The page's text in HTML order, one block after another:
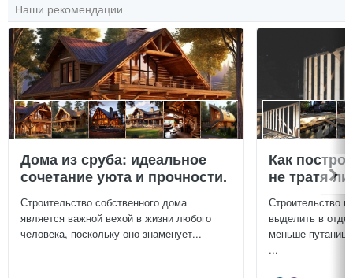
Наши рекомендации
Дома из сруба: идеальное
сочетание уюта и прочности.
Строительство собственного дома
является важной вехой в жизни любого
человека, поскольку оно знаменует...
Как
не тратя
Строительство
выделить в
меньше
...